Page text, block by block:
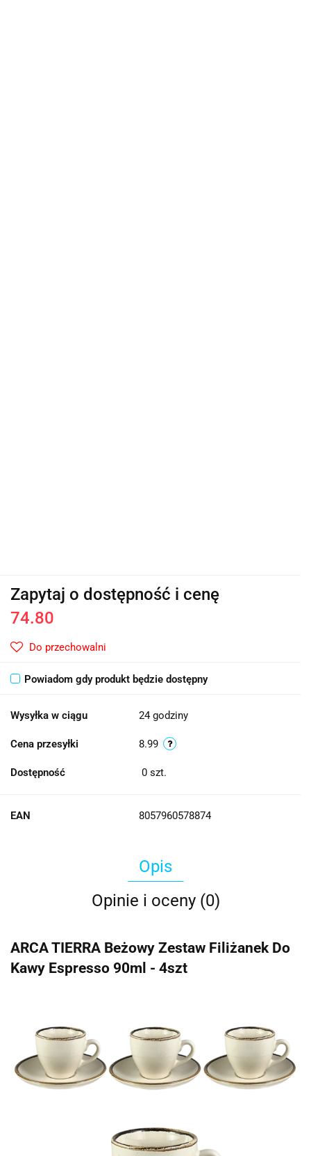
Zapytaj o dostępność i cenę
74.80
Do przechowalni
Powiadom gdy produkt będzie dostępny
Wysyłka w ciągu 24 godziny
Cena przesyłki 8.99
Dostępność 0 szt.
EAN 8057960578874
Opis
Opinie i oceny (0)
ARCA TIERRA Beżowy Zestaw Filiżanek Do
Kawy Espresso 90ml - 4szt